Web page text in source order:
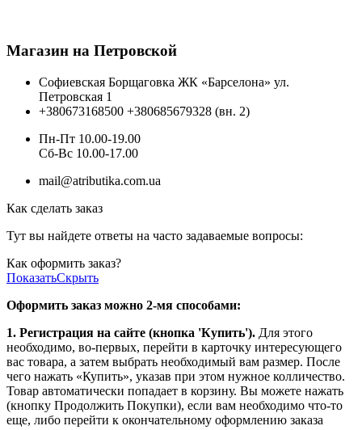
Магазин на Петровской
Софиевская Борщаговка ЖК «Барселона» ул.
Петровская 1
+380673168500 +380685679328 (вн. 2)
Пн-Пт 10.00-19.00
Cб-Вс 10.00-17.00
mail@atributika.com.ua
Как сделать заказ
Тут вы найдете ответы на часто задаваемые вопросы:
Как оформить заказ?
ПоказатьСкрыть
Оформить заказ можно 2-мя способами:
1. Регистрация на сайте (кнопка 'Купить'). Для этого
необходимо, во-первых, перейти в карточку интересующего
вас товара, а затем выбрать необходимый вам размер. После
чего нажать «Купить», указав при этом нужное колличество.
Товар автоматически попадает в корзину. Вы можете нажать
(кнопку Продолжить Покупки), если вам необходимо что-то
еще, либо перейти к окончательному оформлению заказа